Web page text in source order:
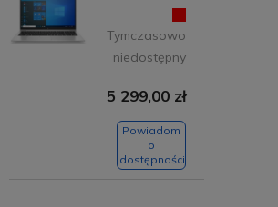
Tymczasowo
niedostępny
5 299,00 zł
Powiadom
o
dostępności